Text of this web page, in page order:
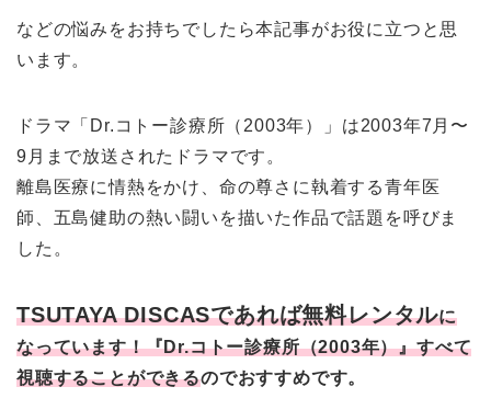
などの悩みをお持ちでしたら本記事がお役に立つと思
います。
ドラマ「Dr.コトー診療所（2003年）」は2003年7月〜
9月まで放送されたドラマです。
離島医療に情熱をかけ、命の尊さに執着する青年医
師、五島健助の熱い闘いを描いた作品で話題を呼びま
した。
TSUTAYA DISCASであれば無料レンタルに
なっています！『Dr.コトー診療所（2003年）』すべて
視聴することができるのでおすすめです。